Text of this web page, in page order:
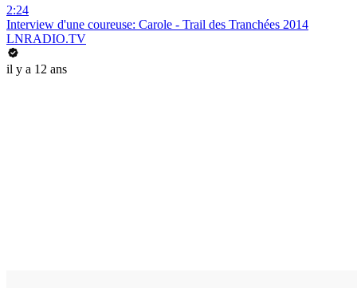
2:24
Interview d'une coureuse: Carole - Trail des Tranchées 2014
LNRADIO.TV
il y a 12 ans